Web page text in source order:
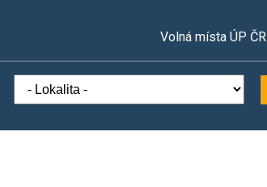
Volná místa ÚP ČR